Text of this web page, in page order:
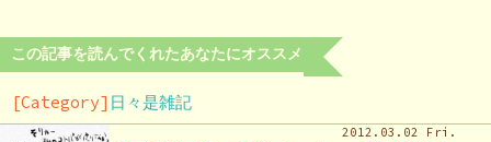
この記事を読んでくれたあなたにオススメ
[Category] 日々是雑記
2012.03.02 Fri.